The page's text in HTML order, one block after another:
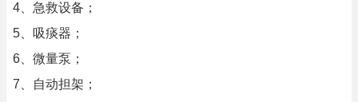
4、急救设备；
5、吸痰器；
6、微量泵；
7、自动担架；